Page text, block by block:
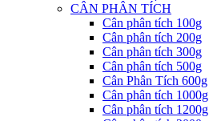
CÂN PHÂN TÍCH
Cân phân tích 100g
Cân phân tích 200g
Cân phân tích 300g
Cân phân tích 500g
Cân Phân Tích 600g
Cân phân tích 1000g
Cân phân tích 1200g